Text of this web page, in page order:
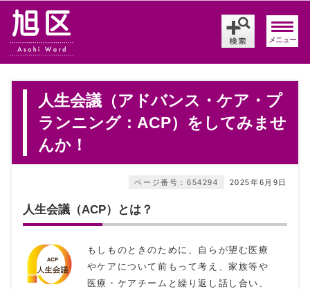
メニュー
人生会議（アドバンス・ケア・プ
ランニング：ACP）をしてみませ
んか！
2025年6月9日
ページ番号：654294
人生会議（ACP）とは？
もしものときのために、自らが望む医療
やケアについて前もって考え、家族等や
医療・ケアチームと繰り返し話し合い、